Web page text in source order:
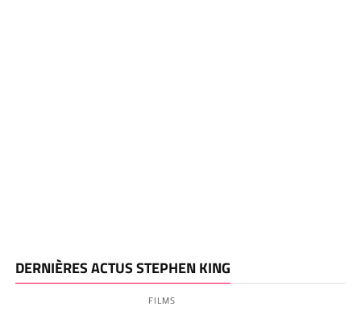
DERNIÈRES ACTUS STEPHEN KING
FILMS